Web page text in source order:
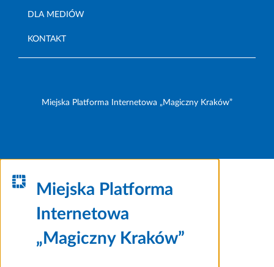
DLA MEDIÓW
KONTAKT
Miejska Platforma Internetowa „Magiczny Kraków”
Miejska Platforma
Internetowa
„Magiczny Kraków”